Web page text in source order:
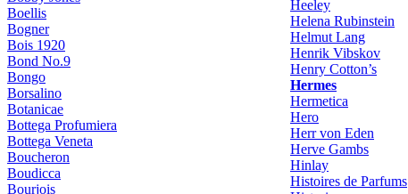
Boellis
Bogner
Bois 1920
Bond No.9
Bongo
Borsalino
Botanicae
Bottega Profumiera
Bottega Veneta
Boucheron
Boudicca
Bourjois
Heeley
Helena Rubinstein
Helmut Lang
Henrik Vibskov
Henry Cotton’s
Hermes
Hermetica
Hero
Herr von Eden
Herve Gambs
Hinlay
Histoires de Parfums